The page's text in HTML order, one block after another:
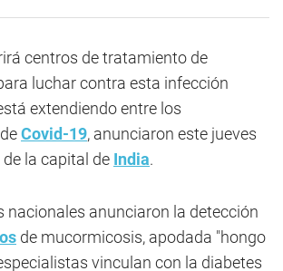
centros de tratamiento de
luchar contra esta infección
extendiendo entre los
Covid-19, anunciaron este jueves
la capital de India.
nacionales anunciaron la detección
de mucormicosis, apodada "hongo
vinculan con la diabetes